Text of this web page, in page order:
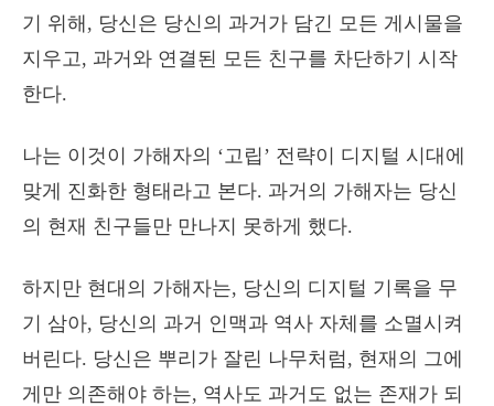
기 위해, 당신은 당신의 과거가 담긴 모든 게시물을
지우고, 과거와 연결된 모든 친구를 차단하기 시작
한다.
나는 이것이 가해자의 ‘고립’ 전략이 디지털 시대에
맞게 진화한 형태라고 본다. 과거의 가해자는 당신
의 현재 친구들만 만나지 못하게 했다.
하지만 현대의 가해자는, 당신의 디지털 기록을 무
기 삼아, 당신의 과거 인맥과 역사 자체를 소멸시켜
버린다. 당신은 뿌리가 잘린 나무처럼, 현재의 그에
게만 의존해야 하는, 역사도 과거도 없는 존재가 되